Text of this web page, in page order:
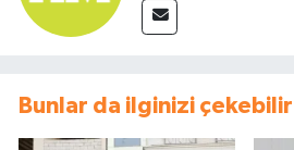
Bunlar da ilginizi çekebilir